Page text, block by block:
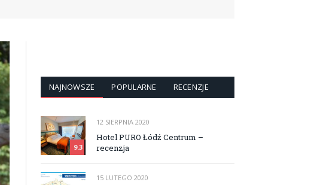
NAJNOWSZE POPULARNE RECENZJE
9.3
12 SIERPNIA 2020
Hotel PURO Łódź Centrum –
recenzja
15 LUTEGO 2020